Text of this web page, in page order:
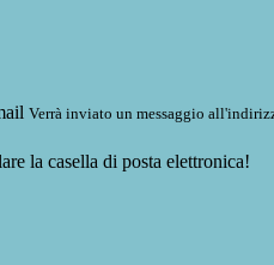
Verrà inviato un messaggio
la casella di posta elettronica!